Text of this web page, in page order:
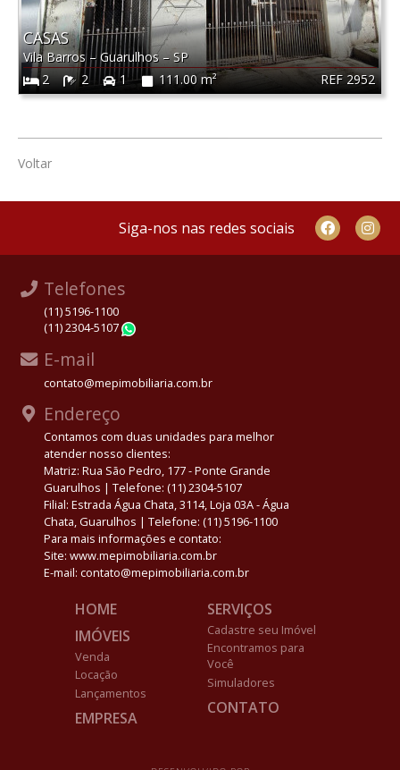
REF 2952
CASAS
Vila Barros–Guarulhos–SP
2
2 1 111.00 m²
Voltar
Siga-nos nas redes sociais
Telefones
(11) 5196-1100
(11) 2304-5107
E-mail
contato@mepimobiliaria.com.br
Endereço
Contamos com duas unidades para melhor
atender nosso clientes:
Matriz: Rua São Pedro, 177 - Ponte Grande
Guarulhos | Telefone: (11) 2304-5107
Filial: Estrada Água Chata, 3114, Loja 03A - Água
Chata, Guarulhos | Telefone: (11) 5196-1100
Para mais informações e contato:
Site: www.mepimobiliaria.com.br
E-mail: contato@mepimobiliaria.com.br
HOME
IMÓVEIS
Venda
Locação
Lançamentos
EMPRESA
SERVIÇOS
Cadastre seu Imóvel
Encontramos para
Você
Simuladores
CONTATO